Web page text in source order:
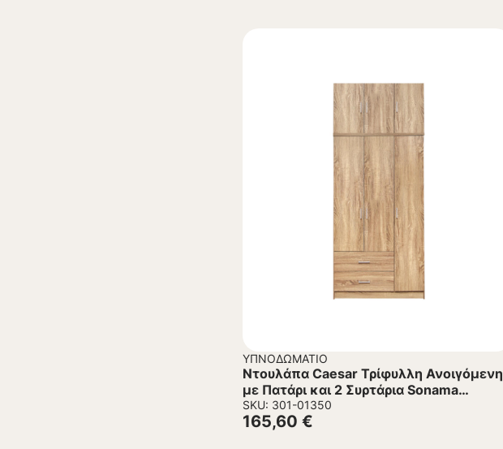
ΥΠΝΟΔΩΜΆΤΙΟ
Ντουλάπα Caesar Τρίφυλλη Ανοιγόμενη
με Πατάρι και 2 Συρτάρια Sonama
90x42x241 εκ.
SKU: 301-01350
165,60 €